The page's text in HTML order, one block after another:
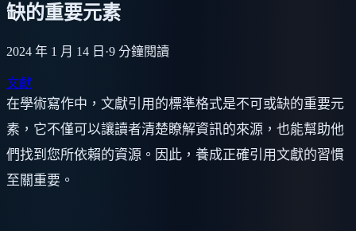
缺的重要元素
2024 年 1 月 14 日 ·9 分鐘閱讀
文獻
在學術寫作中，文獻引用的標準格式是不可或缺的重要元
素，它不僅可以讓讀者清楚瞭解資訊的來源，也能幫助他
們找到您所依賴的資源。因此，養成正確引用文獻的習慣
至關重要。